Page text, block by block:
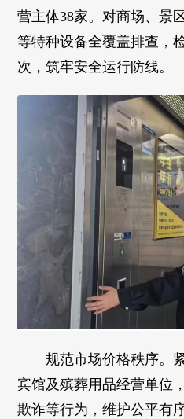
营主体38家。对商场、景
等特种设备全覆盖排查，
次，筑牢安全运行防线。
规范市场价格秩序。
宾馆及殡葬用品经营单位
欺诈等行为，维护公平有